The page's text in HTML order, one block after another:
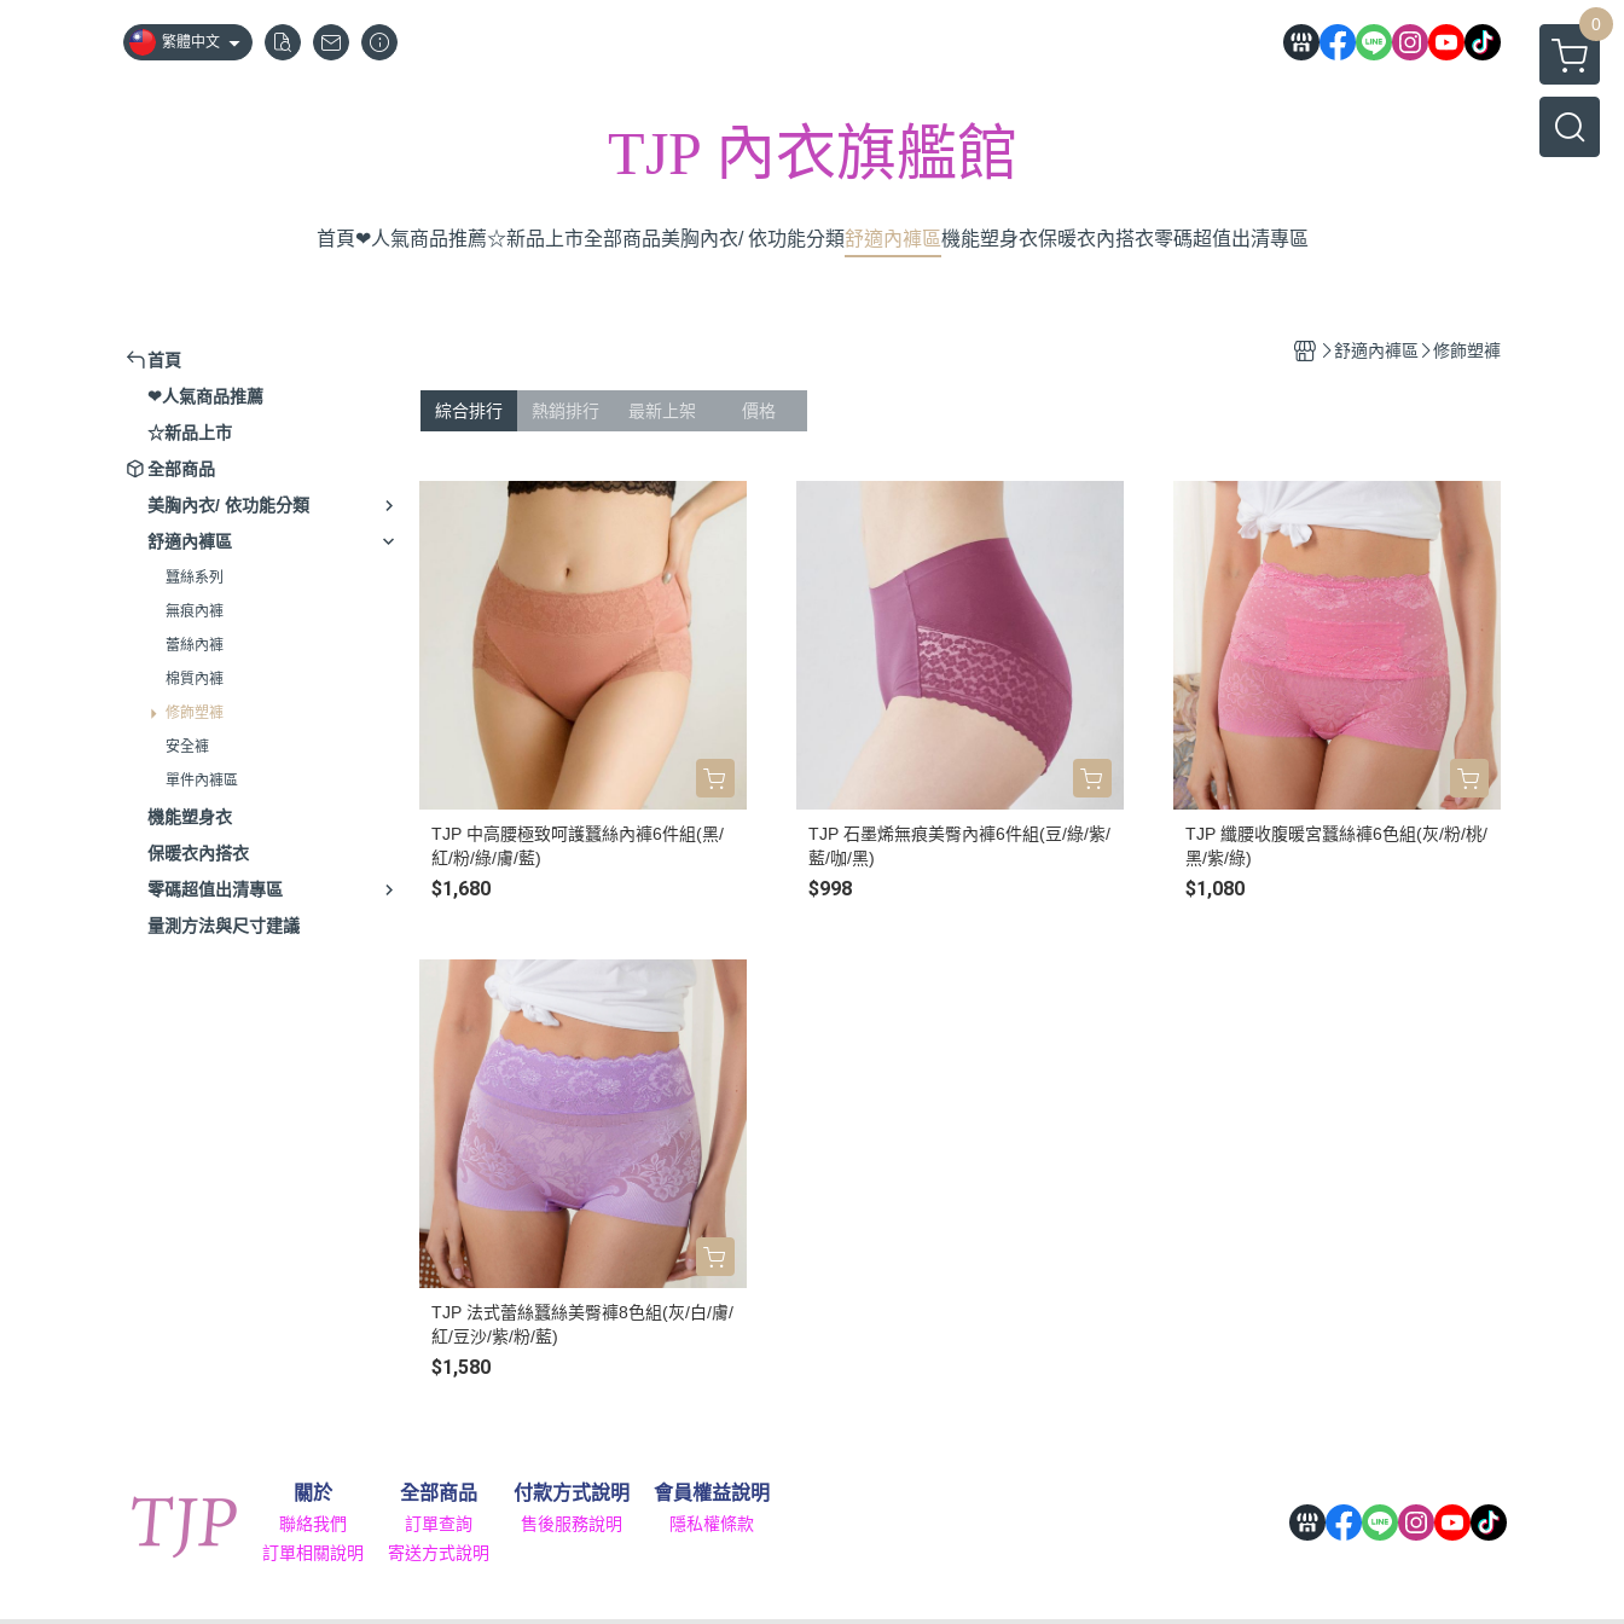
繁體中文
0
TJP 內衣旗艦館
首頁❤人氣商品推薦☆新品上市全部商品美胸內衣/ 依功能分類舒適內褲區機能塑身衣保暖衣內搭衣零碼超值出清專區
首頁
❤人氣商品推薦
☆新品上市
全部商品
美胸內衣/ 依功能分類
舒適內褲區
蠶絲系列
無痕內褲
蕾絲內褲
棉質內褲
修飾塑褲
安全褲
單件內褲區
機能塑身衣
保暖衣內搭衣
零碼超值出清專區
量測方法與尺寸建議
舒適內褲區 修飾塑褲
綜合排行 熱銷排行 最新上架 價格
TJP 中高腰極致呵護蠶絲內褲6件組(黑/
紅/粉/綠/膚/藍)
$1,680
TJP 石墨烯無痕美臀內褲6件組(豆/綠/紫/
藍/咖/黑)
$998
TJP 纖腰收腹暖宮蠶絲褲6色組(灰/粉/桃/
黑/紫/綠)
$1,080
TJP 法式蕾絲蠶絲美臀褲8色組(灰/白/膚/
紅/豆沙/紫/粉/藍)
$1,580
關於
聯絡我們
訂單相關說明
全部商品
訂單查詢
寄送方式說明
付款方式說明
售後服務說明
會員權益說明
隱私權條款